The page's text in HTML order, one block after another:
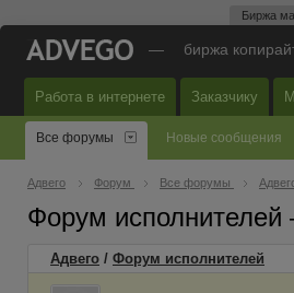
Биржа
— биржа
Работа в интернете Заказчику
Все форумы Новые сообщения
Адвего Форум Все форумы
Форум
Адвего / Форум исполнителей